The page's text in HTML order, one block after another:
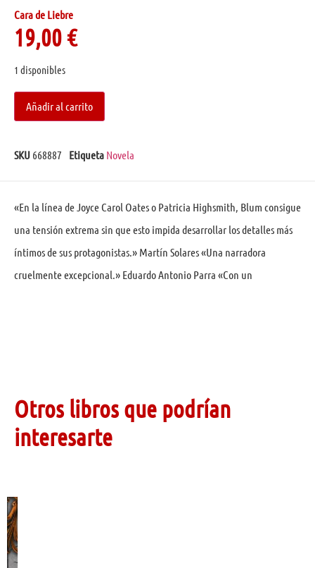
Cara de Liebre
19,00€
1 disponibles
Añadir al carrito
SKU 668887 Etiqueta Novela
«En la línea de Joyce Carol Oates o Patricia Highsmith, Blum consigue
una tensión extrema sin que esto impida desarrollar los detalles más
íntimos de sus protagonistas.» Martín Solares «Una narradora
cruelmente excepcional.» Eduardo Antonio Parra «Con un
Otros libros que podrían
interesarte